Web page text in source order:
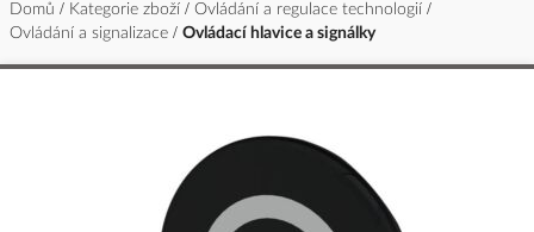
Domů Kategorie zboží
Ovládání a regulace technologií
Ovládání a signalizace
Ovládací hlavice a signálky